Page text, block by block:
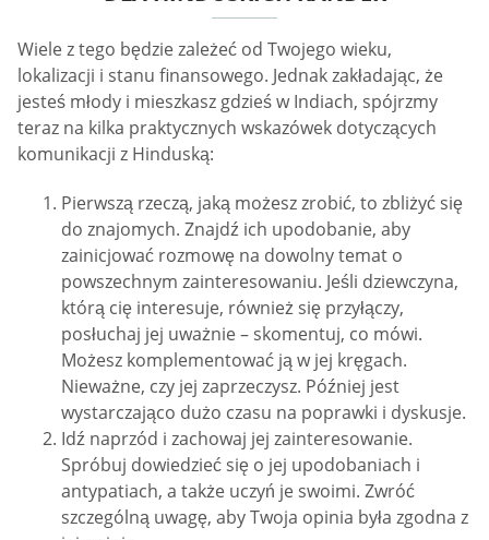
Wiele z tego będzie zależeć od Twojego wieku,
lokalizacji i stanu finansowego. Jednak zakładając, że
jesteś młody i mieszkasz gdzieś w Indiach, spójrzmy
teraz na kilka praktycznych wskazówek dotyczących
komunikacji z Hinduską:
Pierwszą rzeczą, jaką możesz zrobić, to zbliżyć się
do znajomych. Znajdź ich upodobanie, aby
zainicjować rozmowę na dowolny temat o
powszechnym zainteresowaniu. Jeśli dziewczyna,
którą cię interesuje, również się przyłączy,
posłuchaj jej uważnie – skomentuj, co mówi.
Możesz komplementować ją w jej kręgach.
Nieważne, czy jej zaprzeczysz. Później jest
wystarczająco dużo czasu na poprawki i dyskusje.
Idź naprzód i zachowaj jej zainteresowanie.
Spróbuj dowiedzieć się o jej upodobaniach i
antypatiach, a także uczyń je swoimi. Zwróć
szczególną uwagę, aby Twoja opinia była zgodna z